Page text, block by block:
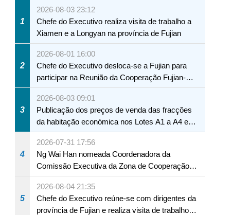
1
2026-08-03 23:12
Chefe do Executivo realiza visita de trabalho a
Xiamen e a Longyan na província de Fujian
2
2026-08-01 16:00
Chefe do Executivo desloca-se a Fujian para
participar na Reunião da Cooperação Fujian-
Macau
3
2026-08-03 09:01
Publicação dos preços de venda das fracções
da habitação económica nos Lotes A1 a A4 e
A12 da Zona A dos Novos Aterros
4
2026-07-31 17:56
Ng Wai Han nomeada Coordenadora da
Comissão Executiva da Zona de Cooperação
Aprofundada entre Guangdong e Macau em
Hengqin
5
2026-08-04 21:35
Chefe do Executivo reúne-se com dirigentes da
província de Fujian e realiza visita de trabalho